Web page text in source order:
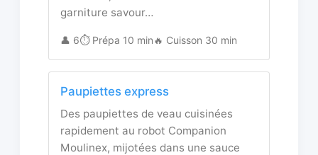
garniture savour…
👤 6⏱️ Prépa 10 min🔥 Cuisson 30 min
Paupiettes express
Des paupiettes de veau cuisinées
rapidement au robot Companion
Moulinex, mijotées dans une sauce